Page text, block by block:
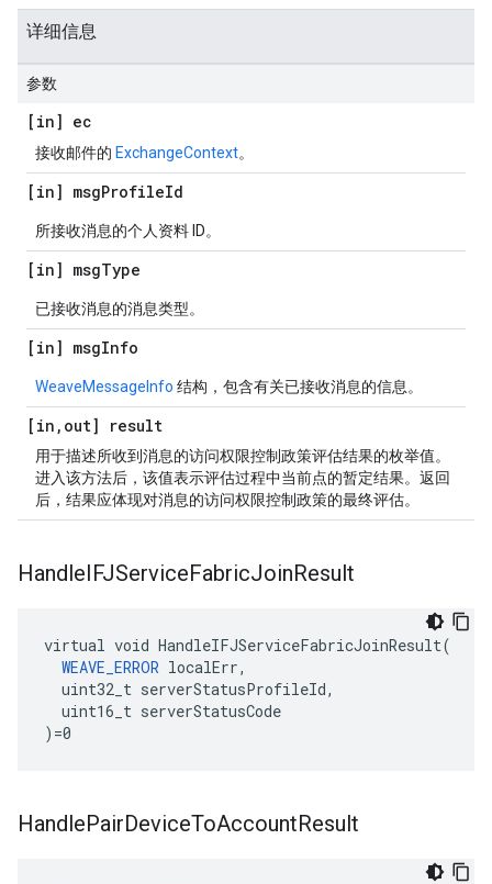
详细信息
参数
[in] ec
接收邮件的 ExchangeContext。
[in] msgProfileId
所接收消息的个人资料 ID。
[in] msgType
已接收消息的消息类型。
[in] msgInfo
WeaveMessageInfo 结构，包含有关已接收消息的信息。
[in , out] result
用于描述所收到消息的访问权限控制政策评估结果的枚举值。
进入该方法后，该值表示评估过程中当前点的暂定结果。返回
后，结果应体现对消息的访问权限控制政策的最终评估。
HandleIFJServiceFabricJoinResult
virtual void HandleIFJServiceFabricJoinResult(
WEAVE_ERROR localErr,
  uint32_t serverStatusProfileId,
  uint16_t serverStatusCode
)=0
HandlePairDeviceToAccountResult